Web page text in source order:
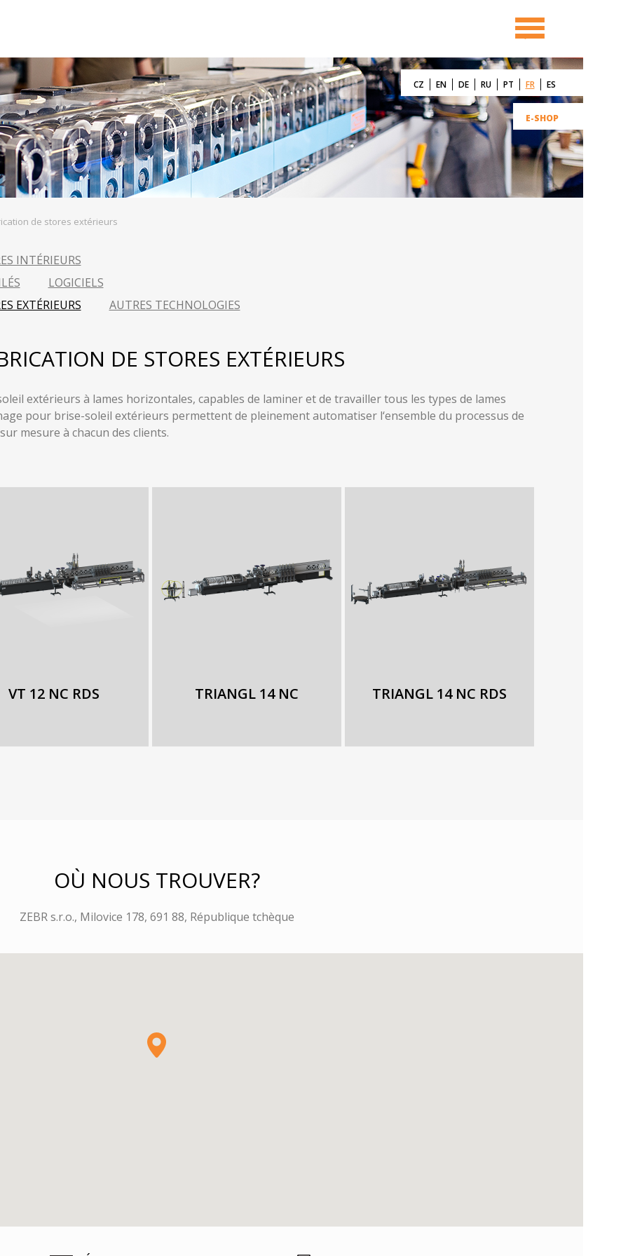
CZ EN DE RU PT FR ES
E-SHOP
de stores extérieurs
INTÉRIEURS
LOGICIELS
EXTÉRIEURS
AUTRES TECHNOLOGIES
DE STORES EXTÉRIEURS
extérieurs à lames horizontales, capables de laminer et de travailler tous les types de lames
pour brise-soleil extérieurs permettent de pleinement automatiser l‘ensemble du processus de
mesure à chacun des clients.
VT 12 NC RDS TRIANGL 14 NC TRIANGL 14 NC RDS
OÙ NOUS TROUVER?
ZEBR s.r.o., Milovice 178, 691 88, République tchèque